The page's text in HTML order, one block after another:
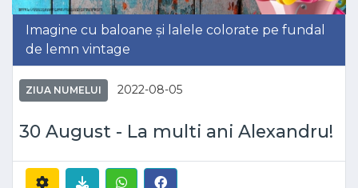
Imagine cu baloane și lalele colorate pe fundal
de lemn vintage
ZIUA NUMELUI 2022-08-05
30 August - La multi ani Alexandru!